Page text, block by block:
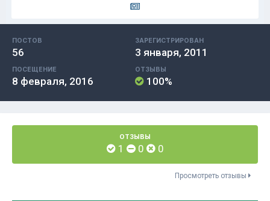
ПОСТОВ
56
ЗАРЕГИСТРИРОВАН
3 января, 2011
ПОСЕЩЕНИЕ
8 февраля, 2016
ОТЗЫВЫ
100%
ОТЗЫВЫ
1 0 0
Просмотреть отзывы